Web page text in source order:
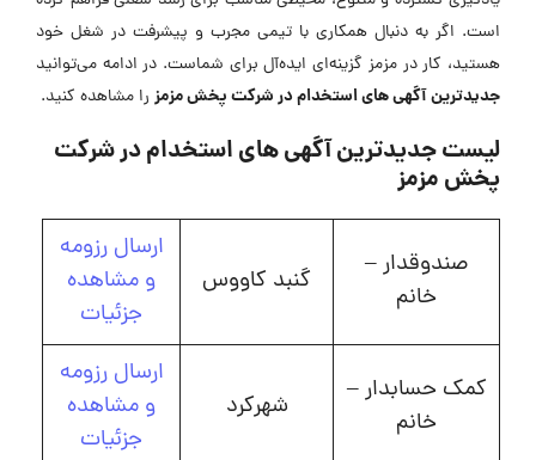
است. اگر به دنبال همکاری با تیمی مجرب و پیشرفت در شغل خود
هستید، کار در مزمز گزینه‌ای ایده‌آل برای شماست. در ادامه می‌توانید
جدیدترینآگهی های استخدام در شرکت پخش مزمز را مشاهده کنید.
لیست جدیدترین آگهی های استخدام در شرکت
پخش مزمز
صندوقدار –
خانم
گنبد کاووس
ارسال رزومه
و مشاهده
جزئیات
کمک حسابدار –
خانم
شهرکرد
ارسال رزومه
و مشاهده
جزئیات